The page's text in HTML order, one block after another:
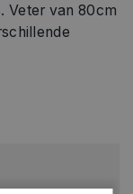
Veter van 80cm